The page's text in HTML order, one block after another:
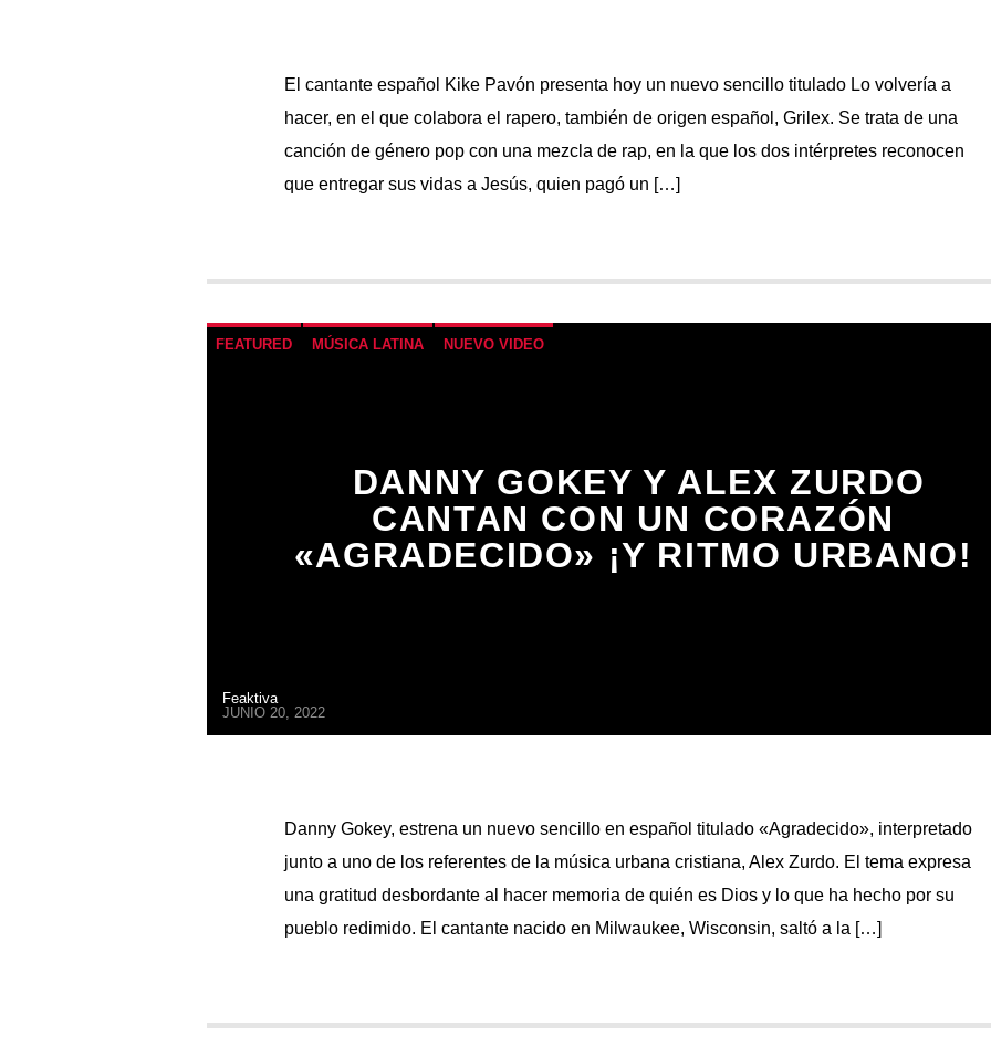
El cantante español Kike Pavón presenta hoy un nuevo sencillo titulado Lo volvería a
hacer, en el que colabora el rapero, también de origen español, Grilex. Se trata de una
canción de género pop con una mezcla de rap, en la que los dos intérpretes reconocen
que entregar sus vidas a Jesús, quien pagó un […]
FEATURED MÚSICA LATINA NUEVO VIDEO
DANNY GOKEY Y ALEX ZURDO
CANTAN CON UN CORAZÓN
«AGRADECIDO» ¡Y RITMO URBANO!
Feaktiva
JUNIO 20, 2022
Danny Gokey, estrena un nuevo sencillo en español titulado «Agradecido», interpretado
junto a uno de los referentes de la música urbana cristiana, Alex Zurdo. El tema expresa
una gratitud desbordante al hacer memoria de quién es Dios y lo que ha hecho por su
pueblo redimido. El cantante nacido en Milwaukee, Wisconsin, saltó a la […]